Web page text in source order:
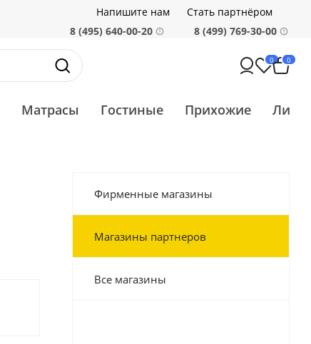
Напишите нам
Стать партнёром
8 (495) 640-00-20
8 (499) 769-30-00
0 0
Матрасы Гостиные Прихожие
Фирменные магазины
Магазины партнеров
Все магазины